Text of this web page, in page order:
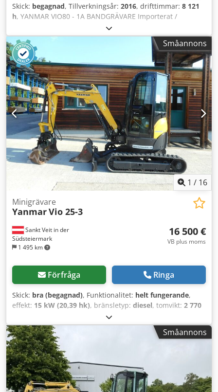
Skick: begagnad, Tillverkningsår: 2016, drifttimmar: 8 121
h, YANMAR VIO80 - 1A BANDGRÄVARE Importerat /
OLYCKSFRI I MYCKET GOTT SKICK! ? TILLVERKNINGSÅR:
2016 ? DRIFTTIMMAR: 8121 h UTRUSTNING: ? Radio ?
Luftkonditionering ? Joystickstyrning ? Hydraulikledning för
snabbfäste ? Hydraulikledningar för hammare/grip/skär ?
Backkamera TEL: * KUBA – POLSKA, ENGELSKA, TYSKA,
ITALIENSKA * SEBASTIAN – POLSKA, TYSKA, ITALIENSKA,
????? * LASZLO – UNGARSKA * COSTEL – RUMÄNSKA
(Rumänska - vi tar hand om all exportdokumentation
inklusive registreringsnummer) RADEK – ????? Djdow I I
Nbopfx Al Nekr
Småannons
1 / 16
Sankt Veit in der
Südsteiermark
1 495 km
Minigrävare
YanmarVio 25-3
16 500 €
VB plus moms
Förfråga Ringa
Skick: bra (begagnad), Funktionalitet: helt fungerande,
effekt: 15 kW (20,39 hk), bränsletyp: diesel, tomvikt: 2 770
, drifttimmar:
gummilarver, Minigrävare YANMAR Vio 25-3 Dksdpfxozrd S
So Al Njr Årsmodell 2010 Enligt mätare: 3 743 timmar 2 770
kg 15,2 kW - Hydraulisk slänkskopa - Djupgående skopa -
Alla ledningar - Välskött grävmaskin - Bra kedjor -
Omedelbart driftsklar Försäljningspris: 16 500 kr, exklusive
moms Möjlighet till förmånlig leverans! Ytterligare nya
skopor kan levereras mot tillägg!
Småannons